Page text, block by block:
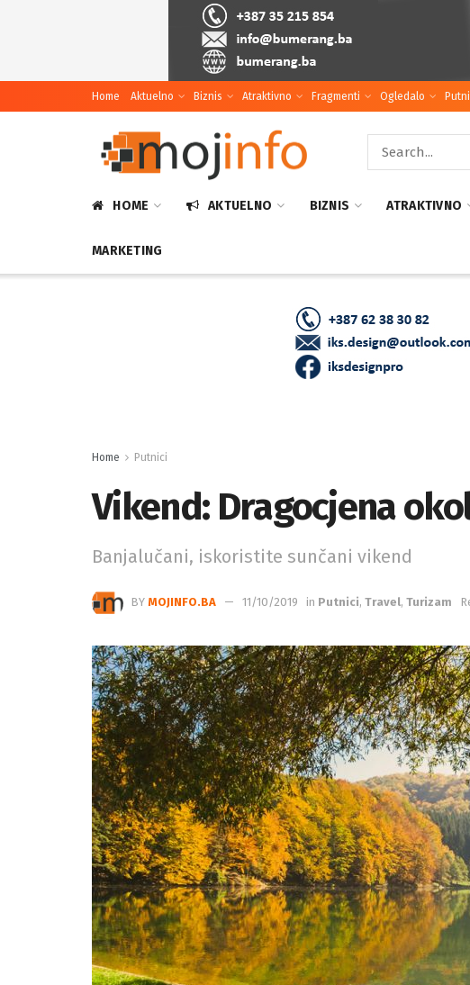
Home Aktuelno Biznis Atraktivno Fragmenti Ogledalo
HOME AKTUELNO BIZNIS ATRAKTIVNO
MARKETING
Home Putnici
Vikend: Dragocjena
Banjalučani, iskoristite sunčani vikend
BY MOJINFO.BA 11/10/2019 in Putnici, Travel, Turizam